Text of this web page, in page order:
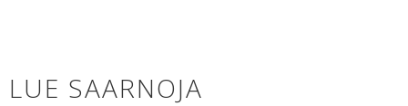
LUE SAARNOJA